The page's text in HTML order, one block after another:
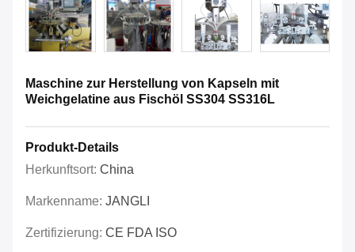
Maschine zur Herstellung von Kapseln mit
Weichgelatine aus Fischöl SS304 SS316L
Produkt-Details
Herkunftsort: China
Markenname: JANGLI
Zertifizierung: CE FDA ISO